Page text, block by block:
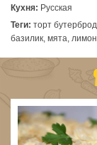
Кухня: Русская
Теги: торт
базилик, мята,